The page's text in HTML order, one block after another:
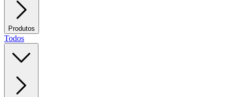
Produtos
Todos